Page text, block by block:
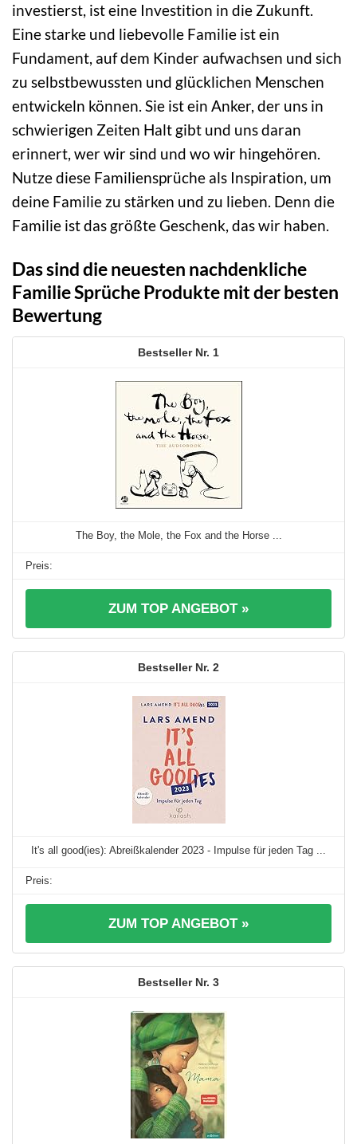
investierst, ist eine Investition in die Zukunft.
Eine starke und liebevolle Familie ist ein
Fundament, auf dem Kinder aufwachsen und sich
zu selbstbewussten und glücklichen Menschen
entwickeln können. Sie ist ein Anker, der uns in
schwierigen Zeiten Halt gibt und uns daran
erinnert, wer wir sind und wo wir hingehören.
Nutze diese Familiensprüche als Inspiration, um
deine Familie zu stärken und zu lieben. Denn die
Familie ist das größte Geschenk, das wir haben.
Das sind die neuesten nachdenkliche
Familie Sprüche Produkte mit der besten
Bewertung
1
The Boy, the Mole, the Fox and the Horse ...
ZUM TOP ANGEBOT »
2
It's all good(ies): Abreißkalender 2023 - Impulse für jeden Tag ...
ZUM TOP ANGEBOT »
3